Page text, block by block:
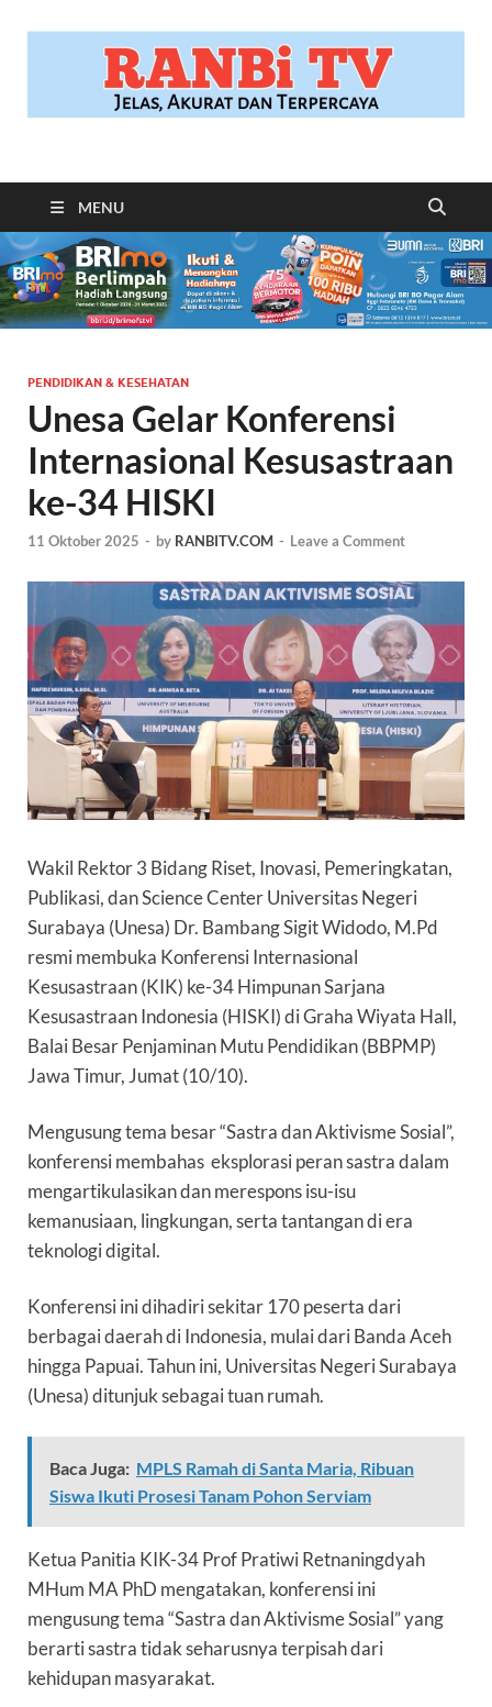
RANBITV.COM
MENU
PENDIDIKAN & KESEHATAN
Unesa Gelar Konferensi
Internasional Kesusastraan
ke-34 HISKI
11 Oktober 2025 - by RANBITV.COM - Leave a Comment
Wakil Rektor 3 Bidang Riset, Inovasi, Pemeringkatan,
Publikasi, dan Science CenterUniversitas Negeri
Surabaya (Unesa) Dr. Bambang Sigit Widodo, M.Pd
resmi membuka Konferensi Internasional
Kesusastraan (KIK) ke-34 Himpunan Sarjana
Kesusastraan Indonesia (HISKI) di Graha Wiyata Hall,
Balai Besar Penjaminan Mutu Pendidikan (BBPMP)
Jawa Timur, Jumat (10/10).
Mengusung tema besar “Sastra dan Aktivisme Sosial”,
konferensi membahas eksplorasi peran sastra dalam
mengartikulasikan dan merespons isu-isu
kemanusiaan, lingkungan, serta tantangan di era
teknologi digital.
Konferensi ini dihadiri sekitar 170 peserta dari
berbagai daerah di Indonesia, mulai dari Banda Aceh
hingga Papuai. Tahun ini, Universitas Negeri Surabaya
(Unesa) ditunjuk sebagai tuan rumah.
Baca Juga: MPLS Ramah di Santa Maria, Ribuan
Siswa Ikuti Prosesi Tanam Pohon Serviam
Ketua Panitia KIK-34 Prof Pratiwi Retnaningdyah
MHum MA PhD mengatakan, konferensi ini
mengusung tema “Sastra dan Aktivisme Sosial” yang
berarti sastra tidak seharusnya terpisah dari
kehidupan masyarakat.